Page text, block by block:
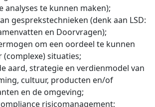
analyses te kunnen maken);
gesprekstechnieken (denk aan LSD:
en Doorvragen);
om een oordeel te kunnen
(complexe) situaties;
aard, strategie en verdienmodel van
cultuur, producten en/of
en de omgeving;
risicomanagement;